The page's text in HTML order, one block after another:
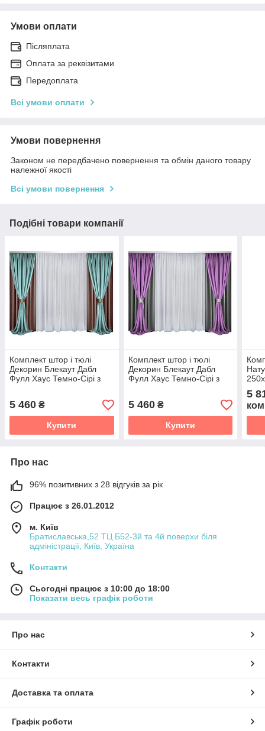
Умови оплати
Післяплата
Оплата за реквізитами
Передоплата
Всі умови оплати
Умови повернення
Законом не передбачено повернення та обмін даного товару
належної якості
Всі умови повернення
Подібні товари компанії
Комплект штор і тюлі
Декорин Блекаут Дабл
Фулл Хаус Темно-Сірі з
5 460 ₴
Купити
Комплект штор і тюлі
Декорин Блекаут Дабл
Фулл Хаус Темно-Сірі з
5 460₴
Купити
5
Про нас
96% позитивних з 28 відгуків за рік
Працює з 26.01.2012
м. Київ
Братиславська,52 ТЦ Б52-3й та 4й поверхи біля
адміністрації, Київ, Україна
Контакти
Сьогодні працює з 10:00 до 18:00
Показати весь графік роботи
Про нас
Контакти
Доставка та оплата
Графік роботи